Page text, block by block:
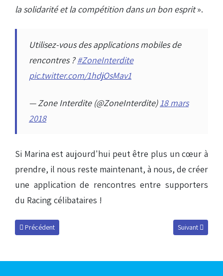
la solidarité et la compétition dans un bon esprit».
Utilisez-vous des applications mobiles de
rencontres ?#ZoneInterdite
pic.twitter.com/1hdjOsMav1
— Zone Interdite (@ZoneInterdite) 18 mars
2018
Si Marina est aujourd'hui peut être plus un cœur à
prendre, il nous reste maintenant, à nous, de créer
une application de rencontres entre supporters
du Racing célibataires !
Article précédent : 1500 supporters à l'entrainement !
Précédent Article suivant :
Suivant